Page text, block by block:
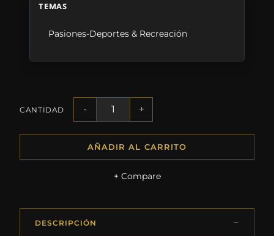
TEMAS
Pasiones-Deportes & Recreación
CANTIDAD - +
AÑADIR AL CARRITO
+ Compare
DESCRIPCIÓN